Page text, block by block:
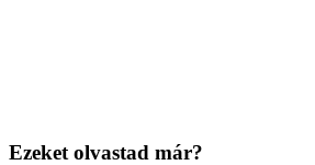
Ezeket olvastad már?